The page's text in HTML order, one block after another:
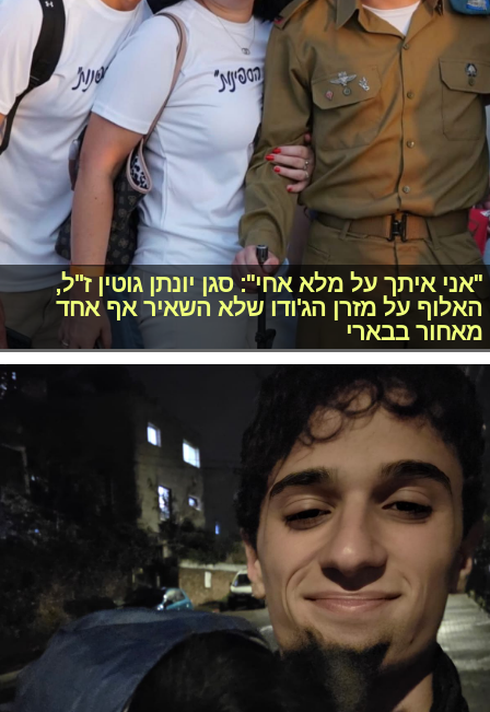
"אני איתך על מלא אחי": סגן יונתן גוטין ז''ל,
האלוף על מזרן הג'ודו שלא השאיר אף אחד
מאחור בבארי